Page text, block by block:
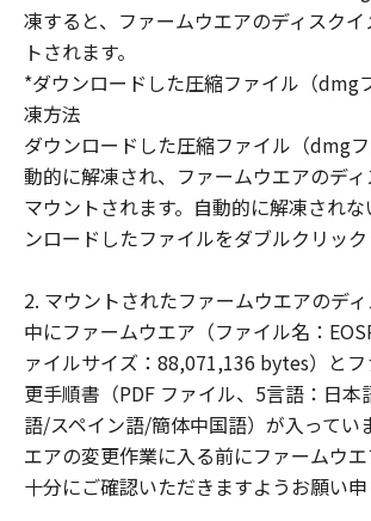
(1) 「本契約」に明示的に定
き、お客様は、「許諾ソフトウ
製、または第三者に再使用許
売、頒布、賃貸、リースもしく
ことはできません。
(2) お客様は、「許諾ソフトウ
部または一部を修正、改変、翻
逆コンパイル、逆アセンブル
せん。また第三者にこのような
てはなりません。
帰属
「許諾ソフトウェア」に係る
は、その内容によりキヤノン
ンのライセンサーに帰属しま
著作権表示
凍すると、ファームウエアのディスク
トされます。
*ダウンロードした圧縮ファイル（dmg
凍方法
ダウンロードした圧縮ファイル（dmg
動的に解凍され、ファームウエアのデ
マウントされます。自動的に解凍され
ンロードしたファイルをダブルクリック
2. マウントされたファームウエアのデ
中にファームウエア（ファイル名：
ァイルサイズ：88,071,136 bytes）と
更手順書（PDF ファイル、5言語：日
語/スペイン語/簡体中国語）が入ってい
エアの変更作業に入る前にファームウ
十分にご確認いただきますようお願い申